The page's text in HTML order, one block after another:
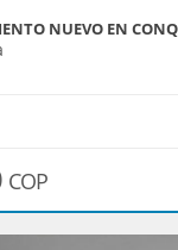
NUEVO EN
COP